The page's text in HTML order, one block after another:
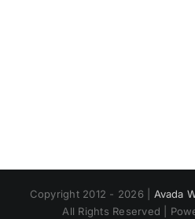
Copyright 2012 - 2026 | Avada
All Rights Reserved |